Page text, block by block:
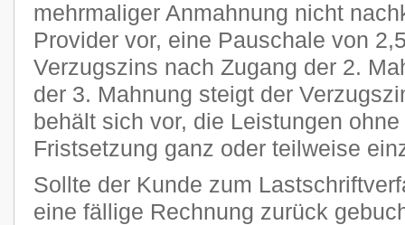
mehrmaliger Anmahnung nicht
Provider vor, eine Pauschale von
Verzugszins nach Zugang der 2.
der 3. Mahnung steigt der
behält sich vor, die Leistungen
Fristsetzung ganz oder teilweise
Sollte der Kunde zum
eine fällige Rechnung zurück